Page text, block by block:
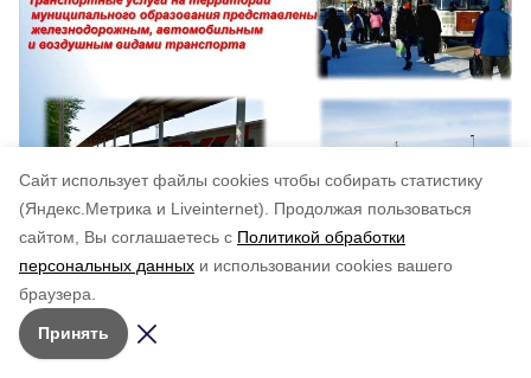
Cайт использует файлы cookies чтобы собирать статистику
(Яндекс.Метрика и Liveinternet).
Продолжая пользоваться
сайтом, Вы соглашаетесь с Политикой обработки
персональных данных и использовании cookies вашего
браузера.
Принять
МАЛОЕ И
СРЕДНЕЕ ПРЕДПРИНИМАТЕЛЬСТВО
Количество малых и средних предприятий